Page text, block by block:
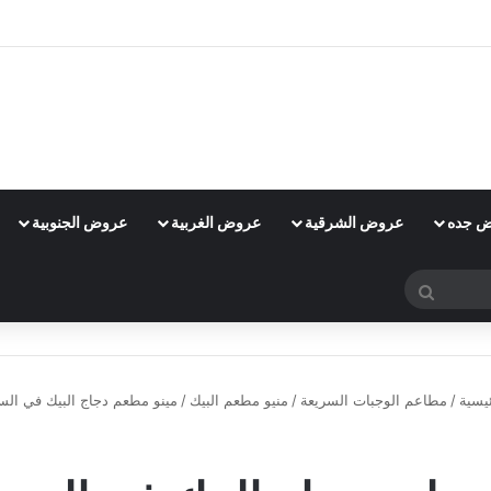
جده عروض الشرقية عروض الغربية عروض الجنوبية
بحث
/ مطاعم الوجبات السريعة / منيو مطعم البيك / مينو مطعم دجاج البيك في